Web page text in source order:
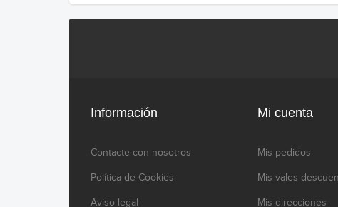
Información
Contacte con nosotros
Política de Cookies
Aviso legal
Mi cuenta
Mis pedidos
Mis vales
Mis direcciones